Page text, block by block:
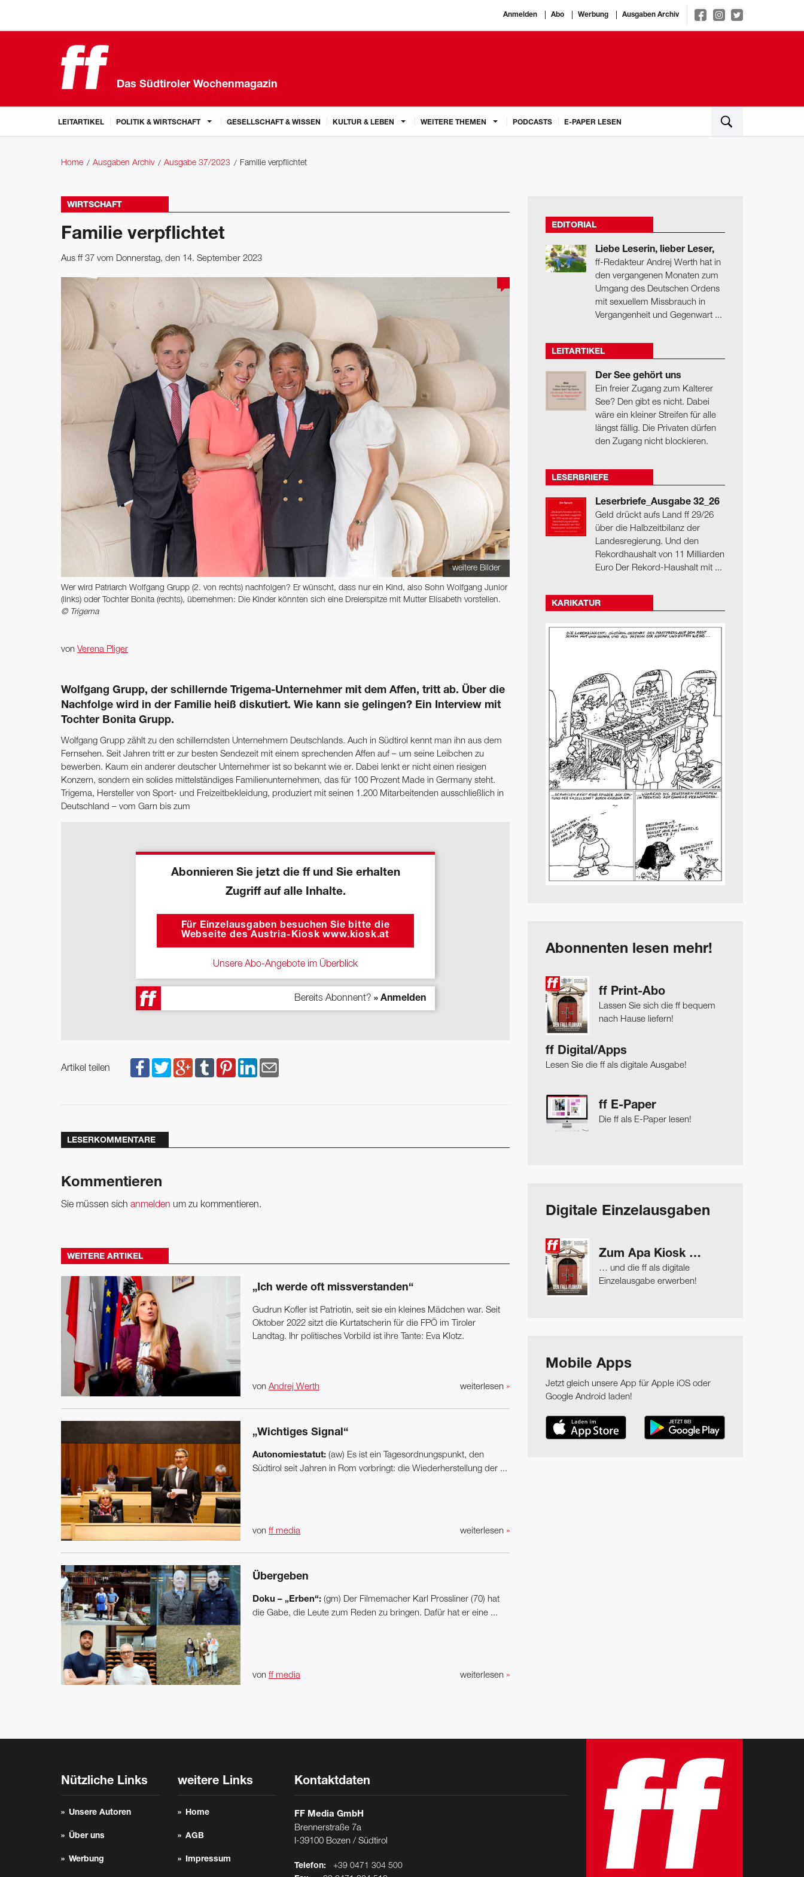
Anmelden Abo Werbung Ausgaben Archiv
Das Südtiroler Wochenmagazin
LEITARTIKEL POLITIK & WIRTSCHAFT GESELLSCHAFT & WISSEN KULTUR & LEBEN WEITERE THEMEN PODCASTS E-PAPER LESEN
Home Ausgaben Archiv Ausgabe 37/2023 Familie verpflichtet
WIRTSCHAFT
Familie verpflichtet
Aus ff 37 vom Donnerstag, den 14. September 2023
weitere Bilder
Wer wird Patriarch Wolfgang Grupp (2. von rechts) nachfolgen? Er wünscht, dass nur ein Kind, also Sohn Wolfgang Junior
(links) oder Tochter Bonita (rechts), übernehmen: Die Kinder könnten sich eine Dreierspitze mit Mutter Elisabeth vorstellen.
© Trigema
von Verena Pliger
Wolfgang Grupp, der schillernde Trigema-Unternehmer mit dem Affen, tritt ab. Über die
­Nachfolge wird in der Familie heiß diskutiert. Wie kann sie gelingen? Ein Interview mit
Tochter Bonita Grupp.
Wolfgang Grupp zählt zu den schillerndsten Unternehmern Deutschlands. Auch in Südtirol kennt man ihn aus dem
Fernsehen. Seit Jahren tritt er zur besten Sendezeit mit einem sprechenden Affen auf – um seine Leibchen zu
bewerben. Kaum ein anderer deutscher Unternehmer ist so bekannt wie er. Dabei lenkt er nicht einen riesigen
Konzern, sondern ein solides mittelständiges Familienunternehmen, das für 100 Prozent Made in Germany steht.
Trigema, Hersteller von Sport- und Freizeitbekleidung, produziert mit seinen 1.200 Mitarbeitenden ausschließlich in
Deutschland – vom Garn bis zum
Abonnieren Sie jetzt die ff und Sie erhalten
Zugriff auf alle Inhalte.
Für Einzelausgaben besuchen Sie bitte die
Webseite des Austria-Kiosk www.kiosk.at
Unsere Abo-Angebote im Überblick
Bereits Abonnent? » Anmelden
Artikel teilen
LESERKOMMENTARE
Kommentieren
Sie müssen sich anmelden um zu kommentieren.
WEITERE ARTIKEL
„Ich werde oft missverstanden“
Gudrun Kofler ist Patriotin, seit sie ein kleines Mädchen war. Seit
Oktober 2022 sitzt die Kurtatscherin für die FPÖ im Tiroler
Landtag. Ihr politisches Vorbild ist ihre Tante: Eva Klotz.
weiterlesen »
von Andrej Werth
„Wichtiges Signal“
Autonomiestatut: (aw) Es ist ein Tagesordnungspunkt, den
Südtirol seit Jahren in Rom vorbringt: die Wiederherstellung der ...
weiterlesen »
von ff media
Übergeben
Doku – „Erben“: (gm) Der Filmemacher Karl Prossliner (70) hat
die Gabe, die Leute zum Reden zu bringen. Dafür hat er eine ...
weiterlesen »
von ff media
EDITORIAL
Liebe Leserin, lieber Leser,
ff-Redakteur Andrej Werth hat in
den vergangenen Monaten zum
Umgang des Deutschen Ordens
mit sexuellem Missbrauch in
Vergangenheit und Gegenwart ...
LEITARTIKEL
Der See gehört uns
Ein freier Zugang zum Kalterer
See? Den gibt es nicht. Dabei
wäre ein kleiner Streifen für alle
längst fällig. Die Privaten dürfen
den Zugang nicht blockieren.
LESERBRIEFE
Leserbriefe_Ausgabe 32_26
Geld drückt aufs Land ff 29/26
über die Halbzeitbilanz der
Landesregierung. Und den
Rekordhaushalt von 11 Milliarden
Euro Der Rekord-Haushalt mit ...
KARIKATUR
Abonnenten lesen mehr!
ff Print-Abo
Lassen Sie sich die ff bequem
nach Hause liefern!
ff Digital/Apps
Lesen Sie die ff als digitale Ausgabe!
ff E-Paper
Die ff als E-Paper lesen!
Digitale Einzelausgaben
Zum Apa Kiosk …
… und die ff als digitale
Einzelausgabe erwerben!
Mobile Apps
Jetzt gleich unsere App für Apple iOS oder
Google Android laden!
Nützliche Links
Unsere Autoren
Über uns
Werbung
weitere Links
Home
AGB
Impressum
Kontaktdaten
FF Media GmbH
Brennerstraße 7a
I-39100 Bozen / Südtirol
Telefon: +39 0471 304 500